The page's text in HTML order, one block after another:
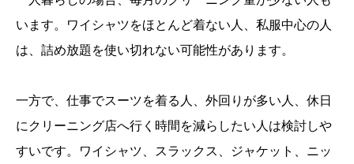
います。ワイシャツをほとんど着ない人、私服中心の人
は、詰め放題を使い切れない可能性があります。
一方で、仕事でスーツを着る人、外回りが多い人、休日
にクリーニング店へ行く時間を減らしたい人は検討しや
すいです。ワイシャツ、スラックス、ジャケット、ニッ